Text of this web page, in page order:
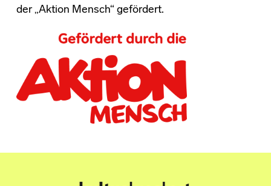
der „Aktion Mensch“ gefördert.